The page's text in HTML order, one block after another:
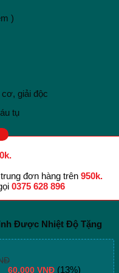
)
giải độc
tụ
đơn hàng trên 950k.
0375 628 896
Được Nhiệt Độ Tặng
60.000 VNĐ (13%)